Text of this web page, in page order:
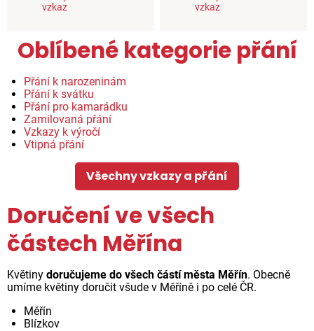
vzkaz
vzkaz
Oblíbené kategorie přání
Přání k narozeninám
Přání k svátku
Přání pro kamarádku
Zamilovaná přání
Vzkazy k výročí
Vtipná přání
Všechny vzkazy a přání
Doručení ve všech
částech Měřína
Květiny doručujeme do všech částí města Měřín. Obecně
umíme květiny doručit všude v Měříně i po celé ČR.
Měřín
Blízkov